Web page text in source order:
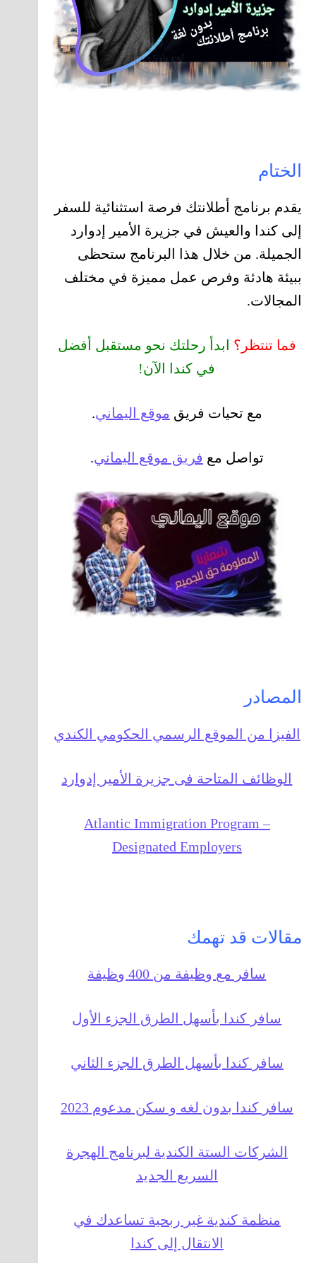
الختام
يقدم برنامج أطلانتك فرصة استثنائية للسفر
إلى كندا والعيش في جزيرة الأمير إدوارد
الجميلة. من خلال هذا البرنامج ستحظى
ببيئة هادئة وفرص عمل مميزة في مختلف
المجالات.
فما تنتظر؟ ابدأ رحلتك نحو مستقبل أفضل
في كندا الآن!
مع تحيات فريق موقع اليماني.
تواصل مع فريق موقع اليماني.
المصادر
الفيزا من الموقع الرسمي الحكومي الكندي
الوظائف المتاحة فى جزيرة الأمير إدوارد
Atlantic Immigration Program –
Designated Employers
مقالات قد تهمك
سافر مع وظيفة من 400 وظيفة
سافر كندا بأسهل الطرق الجزء الأول
سافر كندا بأسهل الطرق الجزء الثاني
سافر كندا بدون لغه و سكن مدعوم 2023
الشركات الستة الكندية لبرنامج الهجرة
السريع الجديد
منظمة كندية غير ربحية تساعدك في
الانتقال إلى كندا